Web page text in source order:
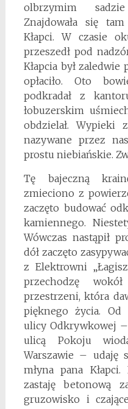
olbrzymim
Znajdowała się
Kłapci. W czasie
przeszedł pod
Kłapcia był
opłaciło. Oto
podkradał z
łobuzerskim
obdzielał. Wypieki
nazywane przez
prostu niebiańskie.
Tę bajeczną
zmieciono z
zaczęto budować
kamiennego.
Wówczas nastąpił
dół zaczęto
z Elektrowni
przechodzę
przestrzeni, która
pięknego życia. Od
ulicy Odkrywkowej
ulicą Pokoju
Warszawie – udaję
młyna pana
zastaję betonową
gruzowisko i